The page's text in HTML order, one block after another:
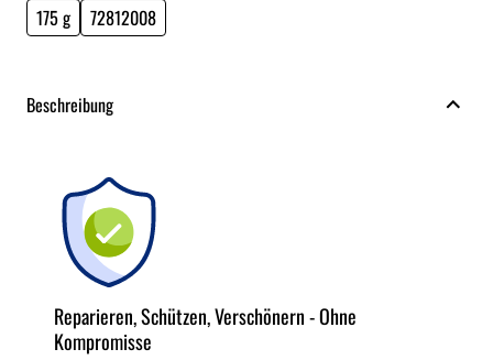
175 g
72812008
Beschreibung
Reparieren, Schützen, Verschönern - Ohne
Kompromisse